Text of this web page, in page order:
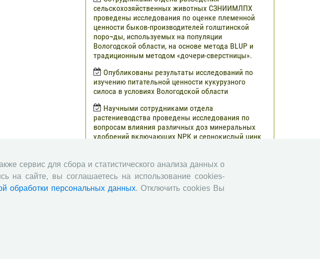
сельскохозяйственных животных СЗНИИМЛПХ
проведены исследования по оценке племенной
ценности быков-производителей голштинской
поро¬ды, используемых на популяции
Вологодской области, на основе метода BLUP и
традиционным методом «дочери-сверстницы».
Опубликованы результаты исследований по
изучению питательной ценности кукурузного
силоса в условиях Вологодской области
Научными сотрудниками отдела
растениеводства проведены исследования по
вопросам влияния различных доз минеральных
удобрений включающих NРК и сернокислый цинк
В журнале «Молочнохозяйственный вестник»
опубликованы результаты сравнительной оценки
зерносенажа в Вологодской области
сервис для сбора и статистического анализа данных о
на сайте, вы соглашаетесь на использование cookies-
обработки персональных данных. Отключить cookies Вы